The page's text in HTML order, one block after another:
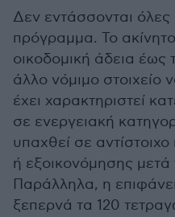
Δεν εντάσσονται όλες
πρόγραμμα. Το
οικοδομική άδεια έως
άλλο νόμιμο στοιχείο
έχει χαρακτηριστεί
σε ενεργειακή
υπαχθεί σε
ή εξοικονόμησης μετά
Παράλληλα, η
ξεπερνά τα 120